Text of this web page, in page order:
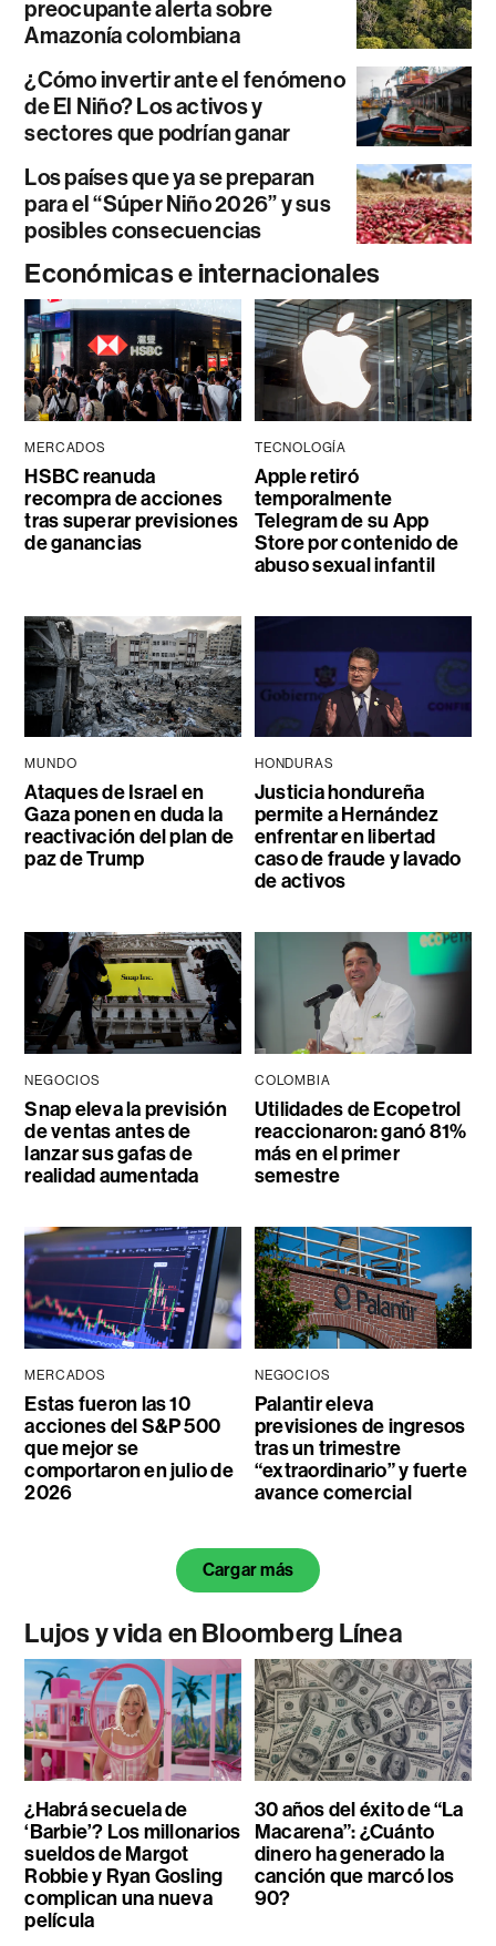
preocupante alerta sobre
Amazonía colombiana
¿Cómo invertir ante el fenómeno
de El Niño? Los activos y
sectores que podrían ganar
Los países que ya se preparan
para el “Súper Niño 2026” y sus
posibles consecuencias
Económicas e internacionales
MERCADOS
HSBC reanuda
recompra de acciones
tras superar previsiones
de ganancias
TECNOLOGÍA
Apple retiró
temporalmente
Telegram de su App
Store por contenido de
abuso sexual infantil
MUNDO
Ataques de Israel en
Gaza ponen en duda la
reactivación del plan de
paz de Trump
HONDURAS
Justicia hondureña
permite a Hernández
enfrentar en libertad
caso de fraude y lavado
de activos
NEGOCIOS
Snap eleva la previsión
de ventas antes de
lanzar sus gafas de
realidad aumentada
COLOMBIA
Utilidades de Ecopetrol
reaccionaron: ganó 81%
más en el primer
semestre
MERCADOS
Estas fueron las 10
acciones del S&P 500
que mejor se
comportaron en julio de
2026
NEGOCIOS
Palantir eleva
previsiones de ingresos
tras un trimestre
“extraordinario” y fuerte
avance comercial
Cargar más
Lujos y vida en Bloomberg Línea
¿Habrá secuela de
‘Barbie’? Los millonarios
sueldos de Margot
Robbie y Ryan Gosling
complican una nueva
película
30 años del éxito de “La
Macarena”: ¿Cuánto
dinero ha generado la
canción que marcó los
90?